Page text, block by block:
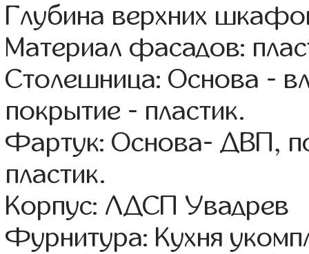
Глубина верхних
Материал фасадов:
Столешница: Основа -
покрытие - пластик.
Фартук: Основа- ДВП,
пластик.
Корпус: ЛДСП Увадрев
Фурнитура: Кухня